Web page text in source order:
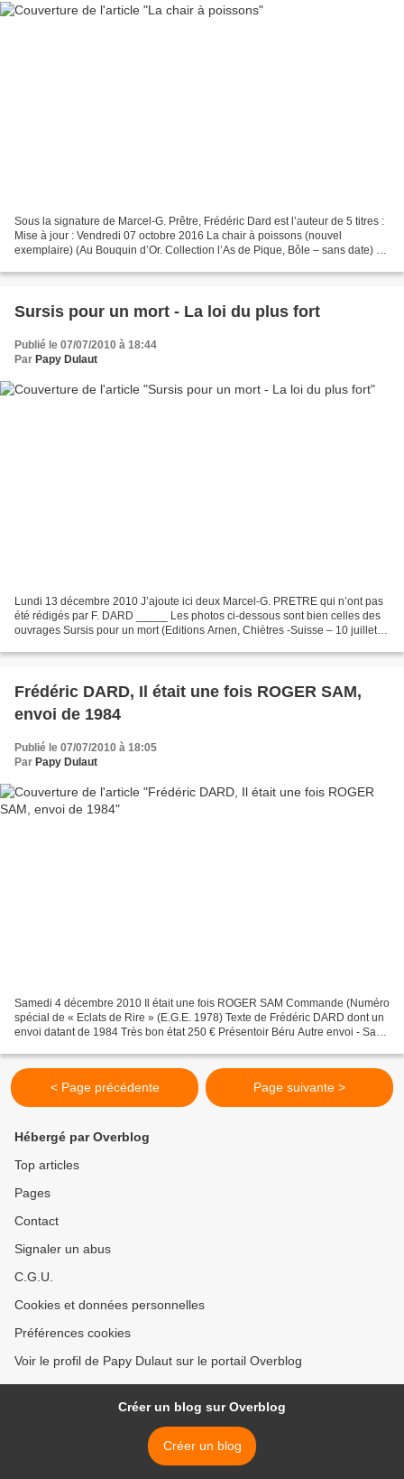
Sous la signature de Marcel-G. Prêtre, Frédéric Dard est l’auteur de 5 titres :
Mise à jour : Vendredi 07 octobre 2016 La chair à poissons (nouvel
exemplaire) (Au Bouquin d’Or. Collection l’As de Pique, Bôle – sans date) -
Sursis pour un mort - La loi du plus fort
Publié le 07/07/2010 à 18:44
Par Papy Dulaut
Lundi 13 décembre 2010 J’ajoute ici deux Marcel-G. PRETRE qui n’ont pas
été rédigés par F. DARD _____ Les photos ci-dessous sont bien celles des
ouvrages Sursis pour un mort (Editions Arnen, Chiètres -Suisse – 10 juillet
Frédéric DARD, Il était une fois ROGER SAM,
envoi de 1984
Publié le 07/07/2010 à 18:05
Par Papy Dulaut
Samedi 4 décembre 2010 Il était une fois ROGER SAM Commande (Numéro
spécial de « Eclats de Rire » (E.G.E. 1978) Texte de Frédéric DARD dont un
envoi datant de 1984 Très bon état 250 € Présentoir Béru Autre envoi - San-
< Page précédente Page suivante >
Hébergé par Overblog
Top articles
Pages
Contact
Signaler un abus
C.G.U.
Cookies et données personnelles
Préférences cookies
Voir le profil de Papy Dulaut sur le portail Overblog
Créer un blog sur Overblog
Créer un blog